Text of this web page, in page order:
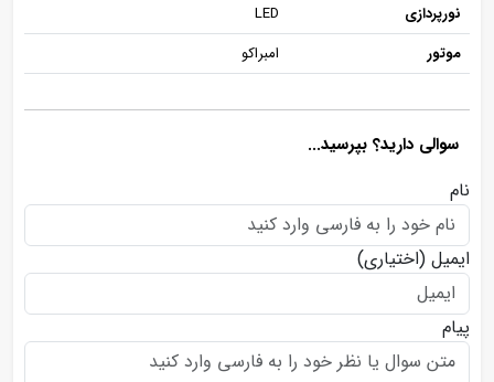
نورپردازی
LED
موتور
امبراکو
سوالی دارید؟ بپرسید...
نام
ایمیل (اختیاری)
پیام